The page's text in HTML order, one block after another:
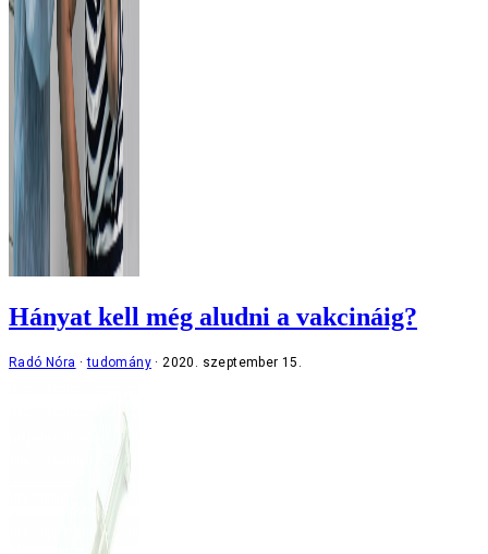
Hányat kell még aludni a vakcináig?
Radó Nóra tudomány 2020. szeptember 15.